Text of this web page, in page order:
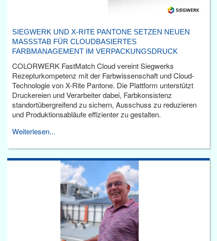
SIEGWERK UND X-RITE PANTONE SETZEN NEUEN
MASSSTAB FÜR CLOUDBASIERTES F
ARBMANAGEMENT IM VERPACKUNGSDRUCK
COLORWERK FastMatch Cloud vereint Siegwerks
Rezepturkompetenz mit der Farbwissenschaft und Cloud-
Technologie von X-Rite Pantone. Die Plattform unterstützt
Druckereien und Verarbeiter dabei, Farbkonsistenz
standortübergreifend zu sichern, Ausschuss zu reduzieren
und Produktionsabläufe effizienter zu gestalten.
Weiterlesen...